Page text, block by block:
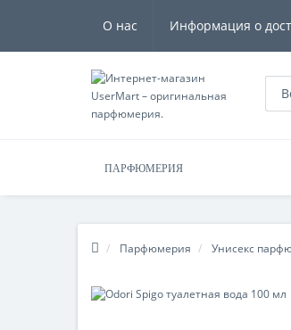
О нас Информация о
ПАРФЮМЕРИЯ
Парфюмерия Унисекс